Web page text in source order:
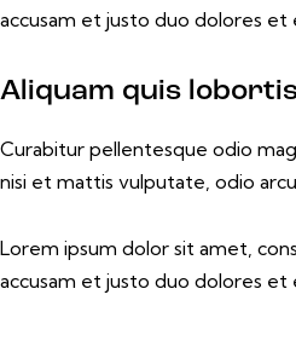
accusam et justo duo dolores et
Aliquam quis
Curabitur pellentesque odio
nisi et mattis vulputate, odio
Lorem ipsum dolor sit amet,
accusam et justo duo dolores et